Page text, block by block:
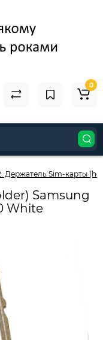
0
Держатель Sim-карты
Samsung
White